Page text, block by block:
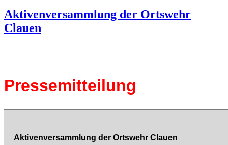
Aktivenversammlung der Ortswehr
Clauen
Pressemitteilung
Aktivenversammlung der Ortswehr Clauen